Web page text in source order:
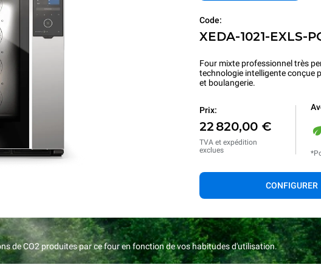
Code:
XEDA-1021-EXLS-
Four mixte professionnel très
technologie intelligente conçue
et boulangerie.
Prix:
22 820,00 €
TVA et expédition
exclues
CONFIGURER
de CO2 produites par ce four en fonction de vos habitudes d'utilisation.